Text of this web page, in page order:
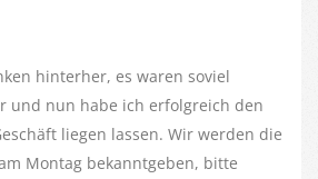
hinterher, es waren soviel
und nun habe ich erfolgreich den
liegen lassen. Wir werden die
Montag bekanntgeben, bitte